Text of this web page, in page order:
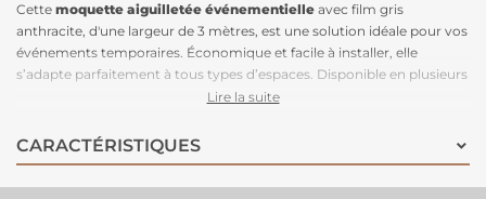
Cette moquette aiguilletée événementielle avec film gris
anthracite, d'une largeur de 3 mètres, est une solution idéale pour vos
événements temporaires. Économique et facile à installer, elle
s’adapte parfaitement à tous types d’espaces. Disponible en plusieurs
largeurs, elle offre une grande flexibilité selon vos besoins. Avec une
touche moderne et sophistiquée à vos installations. Fabriquée en
Europe, elle assure une qualité optimale pour vos projets
Lire la suite
CARACTÉRISTIQUES